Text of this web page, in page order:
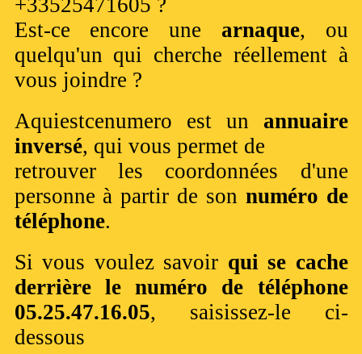
+33525471605 ?
Est-ce encore une arnaque, ou
quelqu'un qui cherche réellement à
vous joindre ?
Aquiestcenumero est un annuaire
inversé, qui vous permet de
retrouver les coordonnées d'une
personne à partir de son numéro de
téléphone.
Si vous voulez savoir qui se cache
derrière le numéro de téléphone
05.25.47.16.05, saisissez-le ci-
dessous